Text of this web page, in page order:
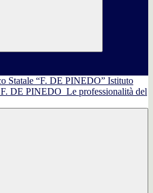
Istituto
F. DE PINEDO Le professionalità del